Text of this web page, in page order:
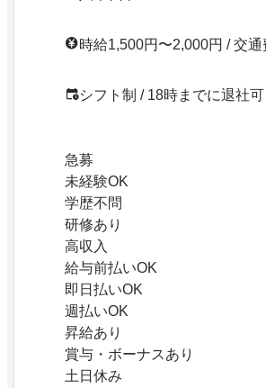
時給1,500円〜2,000円 / 交
シフト制 / 18時までに退社
急募
未経験OK
学歴不問
研修あり
高収入
給与前払いOK
即日払いOK
週払いOK
昇給あり
賞与・ボーナスあり
土日休み